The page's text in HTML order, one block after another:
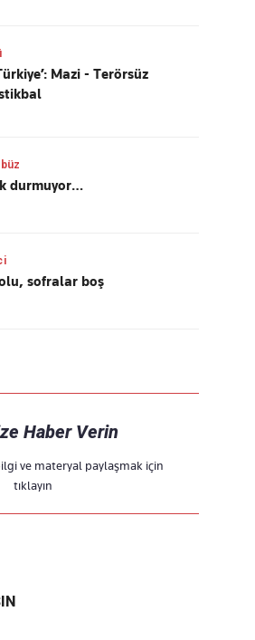
Mazi - Terörsüz
durmuyor…
sofralar boş
Haber Verin
ve materyal paylaşmak için
tıklayın